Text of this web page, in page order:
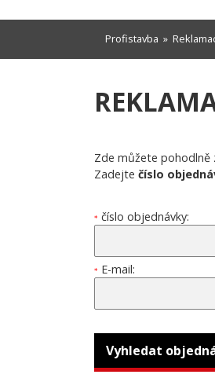
Profistavba »
Zde můžete pohodlně
Zadejte číslo
* číslo objednávky:
* E-mail: